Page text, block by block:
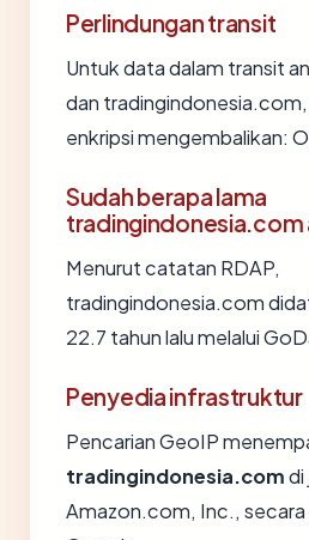
Perlindungan transit
Untuk data dalam transit
dan
enkripsi mengembalikan:
Sudah berapa lama
tradingindonesia.com
Menurut catatan RDAP,
tradingindonesia.com
22.7 tahun lalu melalui
Penyedia infrastruktur
Pencarian GeoIP
tradingindonesia.comdi
Amazon.com, Inc., secara